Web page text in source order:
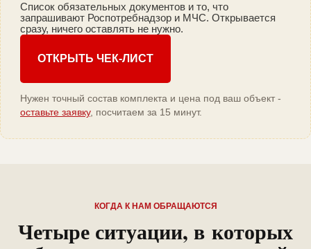
Список обязательных документов и то, что
запрашивают Роспотребнадзор и МЧС. Открывается
сразу, ничего оставлять не нужно.
ОТКРЫТЬ ЧЕК-ЛИСТ
Нужен точный состав комплекта и цена под ваш объект -
оставьте заявку, посчитаем за 15 минут.
КОГДА К НАМ ОБРАЩАЮТСЯ
Четыре ситуации, в которых